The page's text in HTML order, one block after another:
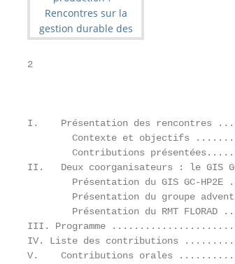
2
I.    Présentation des
Contexte et objectifs
Contributions
II.   Deux coorganisateurs : le
Présentation du GIS GC-HP2E
Présentation du groupe
Présentation du RMT FLORAD
III. Programme
IV. Liste des
V.    Contributions orales